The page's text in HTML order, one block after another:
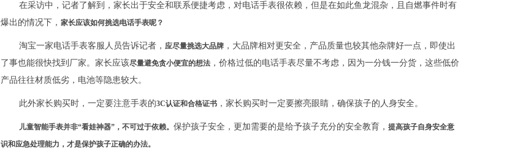
在采访中，记者了解到，家长出于安全和联系便捷考虑，对电话手表很依赖，但是在如此鱼龙混杂，且自燃事件时有
爆出的情况下， 家长应该如何挑选电话手表呢？
淘宝一家电话手表客服人员告诉记者， 应尽量挑选大品牌 ，大品牌相对更安全，产品质量也较其他杂牌好一点，即使出
了事也能很快找到厂家。家长应该尽量避免贪小便宜的想法 ，价格过低的电话手表尽量不考虑，因为一分钱一分货，这些低价
产品往往材质低劣，电池等隐患较大。
此外家长购买时，一定要注意手表的3C认证和合格证书 ，家长购买时一定要擦亮眼睛，确保孩子的人身安全。
儿童智能手表并非“看娃神器”，不可过于依赖。 保护孩子安全，更加需要的是给予孩子充分的安全教育， 提高孩子自身安全意
识和应急处理能力，才是保护孩子正确的办法。